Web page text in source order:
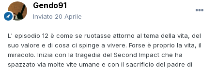
Gendo91
Inviato 20 Aprile
L' episodio 12 è come se ruotasse attorno al tema della vita, del
suo valore e di cosa ci spinge a vivere. Forse è proprio la vita, il
miracolo. Inizia con la tragedia del Second Impact che ha
spazzato via molte vite umane e con il sacrificio del padre di